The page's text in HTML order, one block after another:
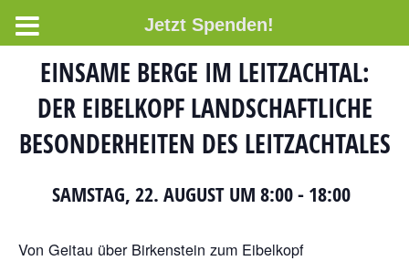
EINSAME BERGE IM LEITZACHTAL:
DER EIBELKOPF LANDSCHAFTLICHE
BESONDERHEITEN DES LEITZACHTALES
SAMSTAG, 22. AUGUST UM 8:00- 18:00
Von Geitau über Birkenstein zum Eibelkopf
Jetzt Spenden!